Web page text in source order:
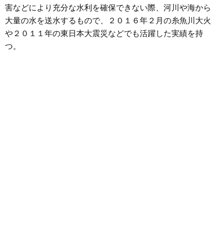
害などにより充分な水利を確保できない際、河川や海から
大量の水を送水するもので、２０１６年２月の糸魚川大火
や２０１１年の東日本大震災などでも活躍した実績を持
つ。